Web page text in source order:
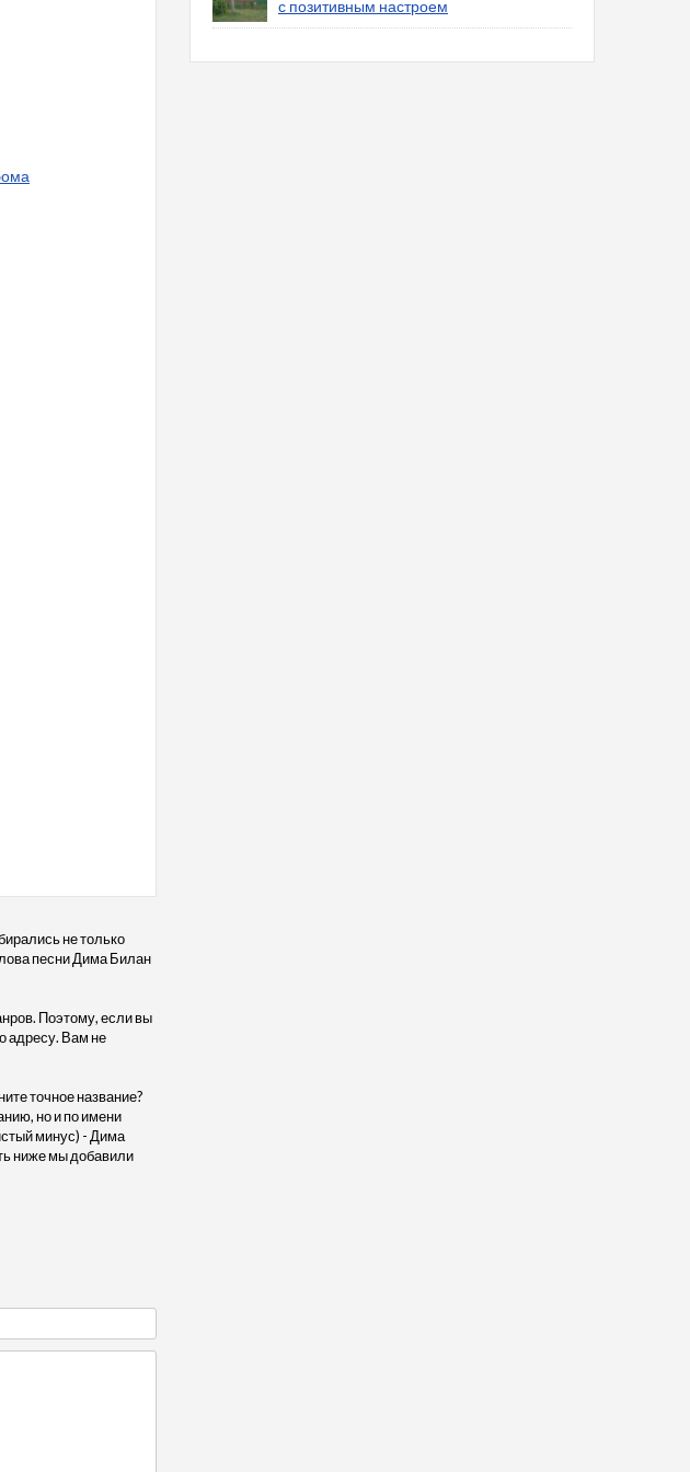
не только
песни Дима Билан
Поэтому, если вы
адресу. Вам не
точное название?
но и по имени
минус) - Дима
ниже мы добавили
с позитивным настроем